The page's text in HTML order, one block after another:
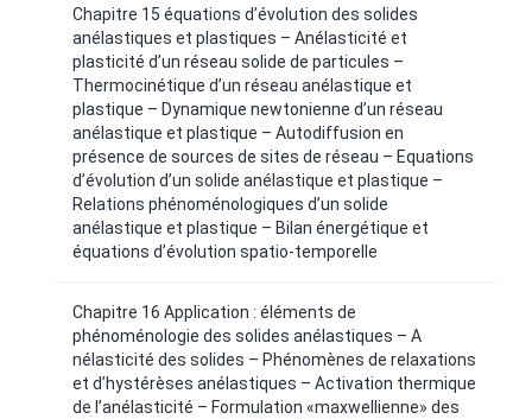
Chapitre 15 équations d’évolution des solides
anélastiques et plastiques – Anélasticité et
plasticité d’un réseau solide de particules –
Thermocinétique d’un réseau anélastique et
plastique – Dynamique newtonienne d’un réseau
anélastique et plastique – Autodiffusion en
présence de sources de sites de réseau – Equations
d’évolution d’un solide anélastique et plastique –
Relations phénoménologiques d’un solide
anélastique et plastique – Bilan énergétique et
équations d’évolution spatio-temporelle
Chapitre 16 Application : éléments de
phénoménologie des solides anélastiques – A
nélasticité des solides – Phénomènes de relaxations
et d’hystérèses anélastiques – Activation thermique
de l’anélasticité – Formulation «maxwellienne» des